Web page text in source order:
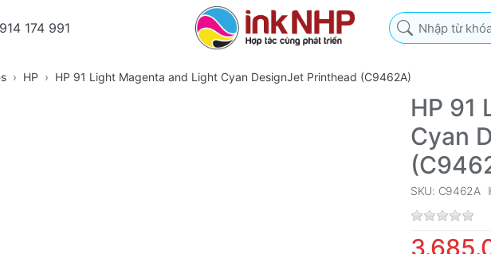
174 991
Nhập từ khóa tìm
HP HP 91 Light Magenta and Light Cyan DesignJet Printhead (C9462A)
HP 91
Cyan
SKU: C9462A